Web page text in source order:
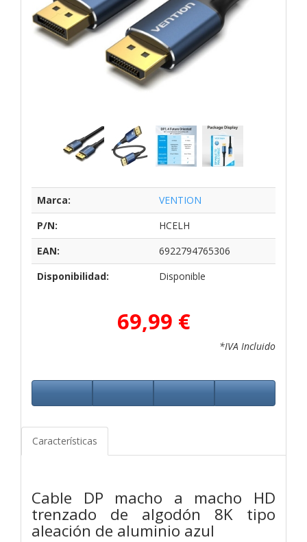
Marca:
VENTION
P/N:
HCELH
EAN:
6922794765306
Disponibilidad:
Disponible
69,99 €
*IVA Incluido
Características
Cable DP macho a macho HD
trenzado de algodón 8K tipo
aleación de aluminio azul